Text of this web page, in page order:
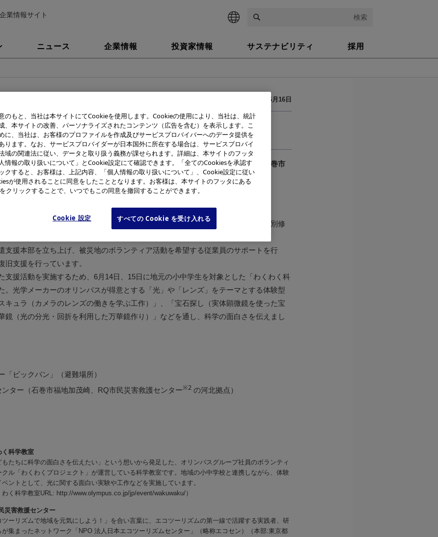
業情報サイト 検索
ニュース 企業情報 投資家情報 サステナビリティ 採用
2011年6月16日
オリンパスグループ社員による東日本大震災ボランティア活動
中学生向け「わくわく科学教室」を開催
6月14日（火）、15日（水）の両日、東日本大震災の復興支援の一環として、石巻市
「わくわく科学教室※1 」を開催しました。
、東日本大震災の復興支援として義援金の寄付、製品の寄贈、被災した製品の特別修
りました。
支援本部を立ち上げ、被災地のボランティア活動を希望する従業員のサポートを行
旧支援を行っています。
支援活動を実施するため、6月14日、15日に地元の小中学生を対象とした「わくわく科
。光学メーカーのオリンパスが得意とする「光」や「レンズ」をテーマとする体験型
キュラ（カメラのレンズの働きを学ぶ工作）」、「宝石探し（実体顕微鏡を使った宝
鏡（光の分光・回折を利用した万華鏡作り）」などを通し、科学の面白さを伝えまし
「ビックバン」（避難場所）
ター（石巻市福地加茂崎、RQ市民災害救護センター※2 の河北拠点）
く科学教室
もたちに科学の面白さを伝えたい」という想いから発足した、オリンパスグループ社員のボランティ
クル「わくわくプロジェクト」が運営している科学教室です。地域の小中学校と連携しながら、体験
ベントとして、光に関する面白い実験や工作などを実施しています。
わく科学教室URL: http://www.olympus.co.jp/jp/event/wakuwaku/）
災害救援センター
ツーリズムで地域を元気にしよう！」を合い言葉に、エコツーリズムの第一線で活躍する実践者、研
が集まったネットワーク「NPO 法人日本エコツーリズムセンター」（略称エコセン）（本部:東京都
のもと、当社は本サイトにてCookieを使用します。Cookieの使用により、当社は、統計
、本サイトの改善、パーソナライズされたコンテンツ（広告を含む）を表示します。こ
に、当社は、お客様のプロファイルを作成及びサービスプロバイバーへのデータ提供を
ります。なお、サービスプロバイダーが日本国外に所在する場合は、サービスプロバイ
域の関連法に従い、データと取り扱う義務が課せられます。詳細は、本サイトのフッタ
情報の取り扱いについて」とCookie設定にて確認できます。「全てのCookiesを承認す
クすると、お客様は、上記内容、「個人情報の取り扱いについて」、Cookie設定に従い
が使用されることに同意をしたこととなります。お客様は、本サイトのフッタにある
クリックすることで、いつでもこの同意を撤回することができます。
Cookie 設定 すべての Cookie を受け入れる